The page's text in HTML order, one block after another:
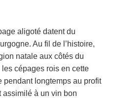
aligoté datent du
Au fil de l’histoire,
natale aux côtés du
cépages rois en cette
pendant longtemps au profit
assimilé à un vin bon